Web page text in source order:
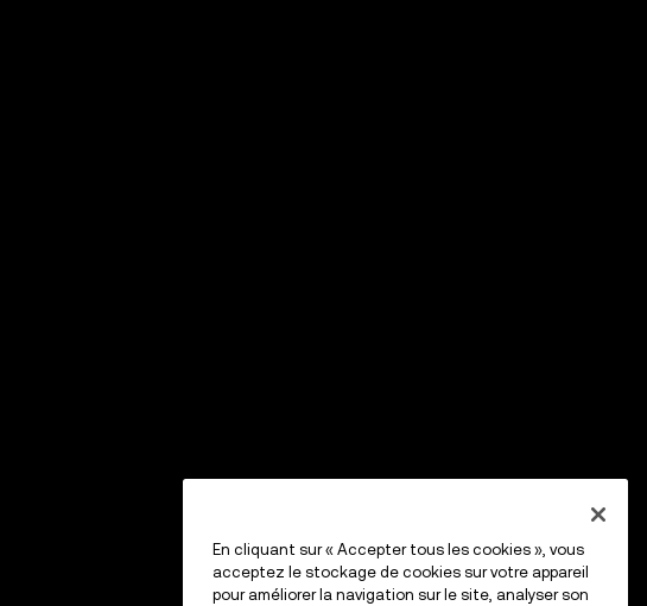
En cliquant sur « Accepter tous les cookies », vous
acceptez le stockage de cookies sur votre appareil
pour améliorer la navigation sur le site, analyser son